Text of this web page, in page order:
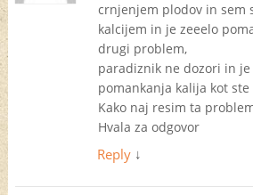
crnjenjem plodov in sem
kalcijem in je zeeelo
drugi problem,
paradiznik ne dozori in
pomankanja kalija kot
Kako naj resim ta
Hvala za odgovor
Reply ↓